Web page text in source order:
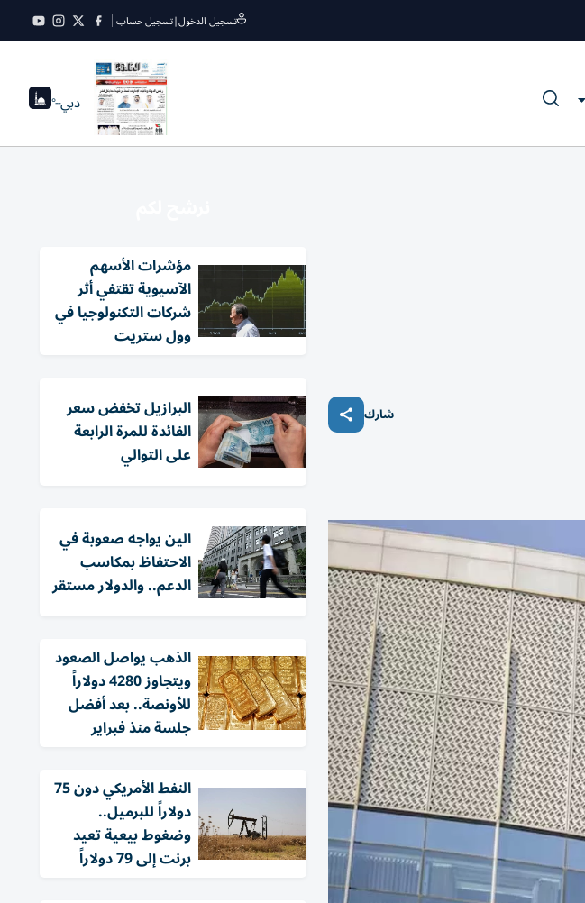
تسجيل الدخول|تسجيل حساب
دبي--°
شارك
مؤشرات الأسهم
الآسيوية تقتفي أثر
شركات التكنولوجيا في
وول ستريت
البرازيل تخفض سعر
الفائدة للمرة الرابعة
على التوالي
الين يواجه صعوبة في
الاحتفاظ بمكاسب
الدعم.. والدولار مستقر
الذهب يواصل الصعود
ويتجاوز 4280 دولاراً
للأونصة.. بعد أفضل
جلسة منذ فبراير
النفط الأمريكي دون 75
دولاراً للبرميل..
وضغوط بيعية تعيد
برنت إلى 79 دولاراً